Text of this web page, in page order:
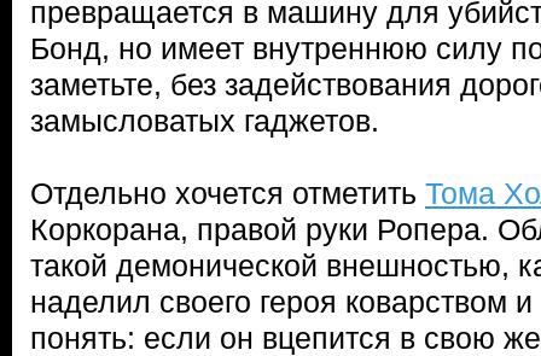
превращается в машину для
Бонд, но имеет внутреннюю силу
заметьте, без задействования
замысловатых гаджетов.
Отдельно хочется отметить Тома
Коркорана, правой руки Ропера.
такой демонической внешностью,
наделил своего героя коварством
понять: если он вцепится в свою